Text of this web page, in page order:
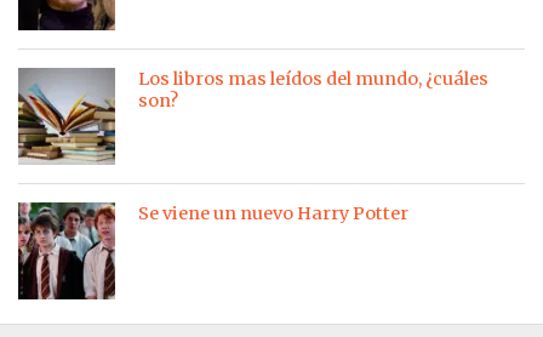
Los libros mas leídos del mundo, ¿cuáles
son?
Se viene un nuevo Harry Potter